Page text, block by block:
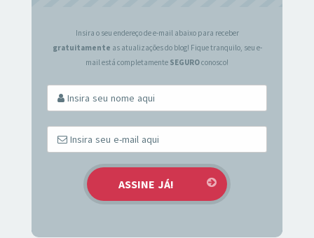
Insira o seu endereço de e-mail abaixo para receber
gratuitamente as atualizações do blog! Fique tranquilo, seu e-
mail está completamente SEGUROconosco!